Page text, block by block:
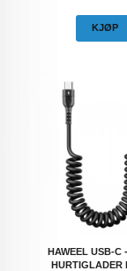
KJØP
HAWEEL USB-C
HURTIGLADER